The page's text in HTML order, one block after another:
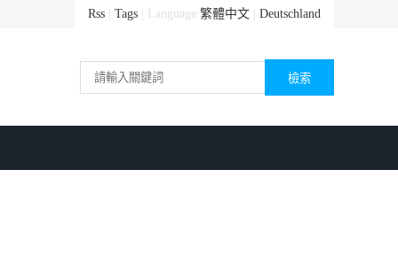
Rss Tags | Language: 繁體中文 Deutschland